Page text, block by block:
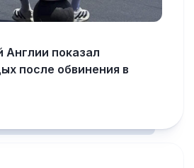
Англии показал
после обвинения в